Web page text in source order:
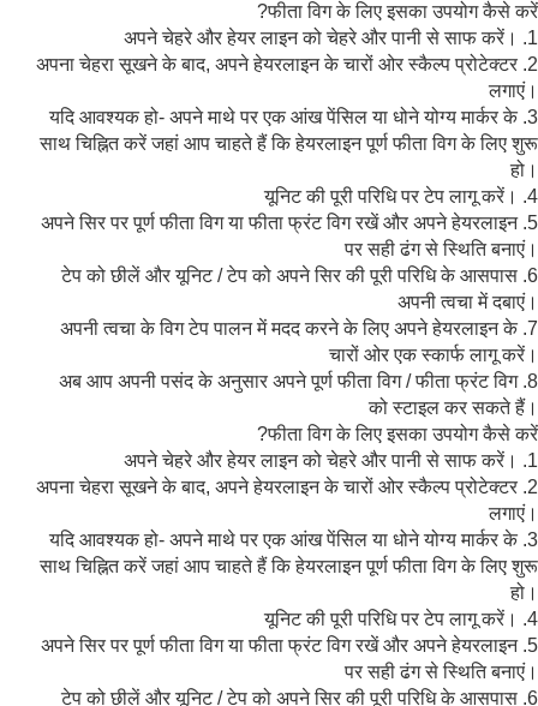
फीता विग के लिए इसका उपयोग कैसे करें?
1. अपने चेहरे और हेयर लाइन को चेहरे और पानी से साफ करें।
2. अपना चेहरा सूखने के बाद, अपने हेयरलाइन के चारों ओर स्कैल्प प्रोटेक्टर
लगाएं।
3. यदि आवश्यक हो- अपने माथे पर एक आंख पेंसिल या धोने योग्य मार्कर के
साथ चिह्नित करें जहां आप चाहते हैं कि हेयरलाइन पूर्ण फीता विग के लिए शुरू
हो।
4. यूनिट की पूरी परिधि पर टेप लागू करें।
5. अपने सिर पर पूर्ण फीता विग या फीता फ्रंट विग रखें और अपने हेयरलाइन
पर सही ढंग से स्थिति बनाएं।
6. टेप को छीलें और यूनिट / टेप को अपने सिर की पूरी परिधि के आसपास
अपनी त्वचा में दबाएं।
7. अपनी त्वचा के विग टेप पालन में मदद करने के लिए अपने हेयरलाइन के
चारों ओर एक स्कार्फ लागू करें।
8. अब आप अपनी पसंद के अनुसार अपने पूर्ण फीता विग / फीता फ्रंट विग
को स्टाइल कर सकते हैं।
फीता विग के लिए इसका उपयोग कैसे करें?
1. अपने चेहरे और हेयर लाइन को चेहरे और पानी से साफ करें।
2. अपना चेहरा सूखने के बाद, अपने हेयरलाइन के चारों ओर स्कैल्प प्रोटेक्टर
लगाएं।
3. यदि आवश्यक हो- अपने माथे पर एक आंख पेंसिल या धोने योग्य मार्कर के
साथ चिह्नित करें जहां आप चाहते हैं कि हेयरलाइन पूर्ण फीता विग के लिए शुरू
हो।
4. यूनिट की पूरी परिधि पर टेप लागू करें।
5. अपने सिर पर पूर्ण फीता विग या फीता फ्रंट विग रखें और अपने हेयरलाइन
पर सही ढंग से स्थिति बनाएं।
6. टेप को छीलें और यूनिट / टेप को अपने सिर की पूरी परिधि के आसपास